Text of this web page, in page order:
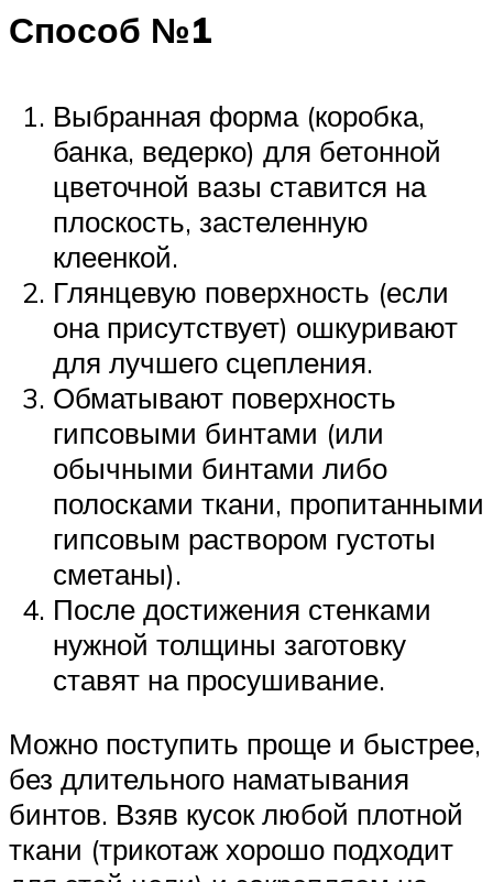
Способ №1
Выбранная форма (коробка,
банка, ведерко) для бетонной
цветочной вазы ставится на
плоскость, застеленную
клеенкой.
Глянцевую поверхность (если
она присутствует) ошкуривают
для лучшего сцепления.
Обматывают поверхность
гипсовыми бинтами (или
обычными бинтами либо
полосками ткани, пропитанными
гипсовым раствором густоты
сметаны).
После достижения стенками
нужной толщины заготовку
ставят на просушивание.
Можно поступить проще и быстрее,
без длительного наматывания
бинтов. Взяв кусок любой плотной
ткани (трикотаж хорошо подходит